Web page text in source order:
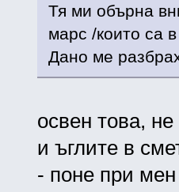
Тя ми обърна
марс /които са
Дано ме
освен това,
и ъглите в
- поне при